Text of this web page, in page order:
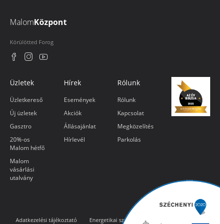
MalomKözpont
Körülötted Forog
Üzletek
Üzletkereső
Új üzletek
Gasztro
20%-os
Malom hétfő
Malom
vásárlási
utalvány
Hírek
Események
Akciók
Állásajánlat
Hírlevél
Rólunk
Rólunk
Kapcsolat
Megközelítés
Parkolás
Adatkezelési tájékoztató Energetikai szakreferens jelentés